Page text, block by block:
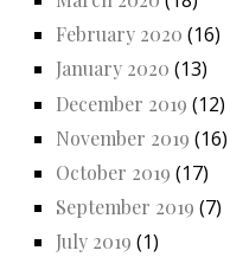
February 2020 (16)
January 2020 (13)
December 2019 (12)
November 2019 (16)
October 2019 (17)
September 2019 (7)
July 2019 (1)